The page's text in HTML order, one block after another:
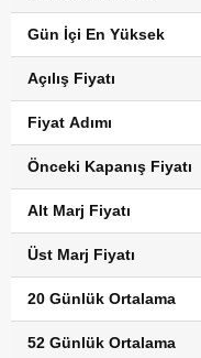
Gün İçi En Yüksek
Açılış Fiyatı
Fiyat Adımı
Önceki Kapanış Fiyatı
Alt Marj Fiyatı
Üst Marj Fiyatı
20 Günlük Ortalama
52 Günlük Ortalama